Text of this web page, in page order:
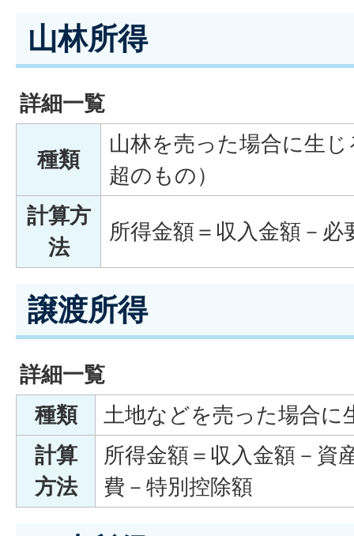
山林所得
詳細一覧
種類
山林を売った場合に生
超のもの）
計算方
法
所得金額＝収入金額－必
譲渡所得
詳細一覧
種類
土地などを売った場合に
計算
方法
所得金額＝収入金額－資
費－特別控除額